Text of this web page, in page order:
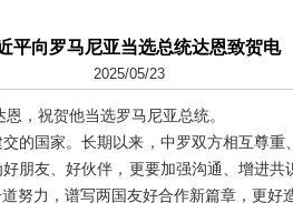
平向罗马尼亚当选总统达恩致贺电
2025/05/23
，祝贺他当选罗马尼亚总统。
的国家。长期以来，中罗双方相互尊
朋友、好伙伴，更要加强沟通、增进
努力，谱写两国友好合作新篇章，更好